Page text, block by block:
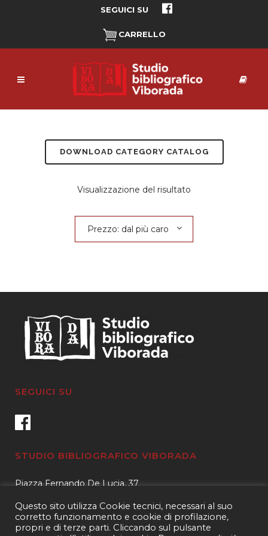
SEGUICI SU
CARRELLO
DOWNLOAD CATEGORY CATALOG
Visualizzazione del risultato
Prezzo: dal più caro
SEGUICI SU
STUDIO BIBLIOGRAFICO VIBORADA
Piazza Fernando De Lucia, 37
Tel.3400596959 – 3404632889
email.info@viborada.it
Questo sito utilizza Cookie tecnici, necessari al suo
corretto funzionamento e cookie di profilazione,
propri e di terze parti. Cliccando sul pulsante